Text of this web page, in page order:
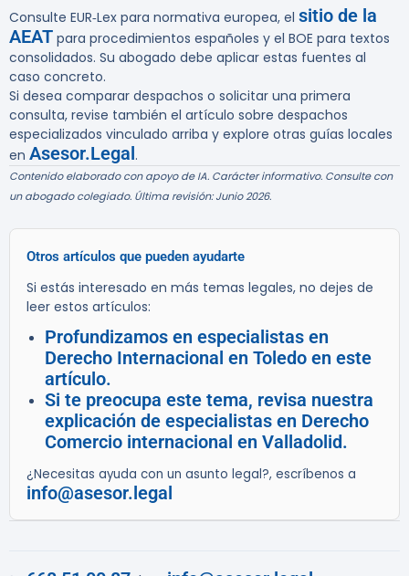
Consulte EUR‑Lex para normativa europea, el sitio de la
AEAT para procedimientos españoles y el BOE para textos
consolidados. Su abogado debe aplicar estas fuentes al
caso concreto.
Si desea comparar despachos o solicitar una primera
consulta, revise también el artículo sobre despachos
especializados vinculado arriba y explore otras guías locales
en Asesor.Legal.
Contenido elaborado con apoyo de IA. Carácter informativo. Consulte con
un abogado colegiado. Última revisión: Junio 2026.
Otros artículos que pueden ayudarte
Si estás interesado en más temas legales, no dejes de
leer estos artículos:
Profundizamos en especialistas en
Derecho Internacional en Toledo en este
artículo.
Si te preocupa este tema, revisa nuestra
explicación de especialistas en Derecho
Comercio internacional en Valladolid.
¿Necesitas ayuda con un asunto legal?, escríbenos a
info@asesor.legal